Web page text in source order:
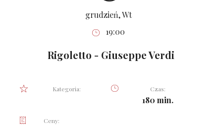
grudzień, Wt
19:00
Rigoletto - Giuseppe Verdi
Kategoria: Czas:
180 min.
Ceny: